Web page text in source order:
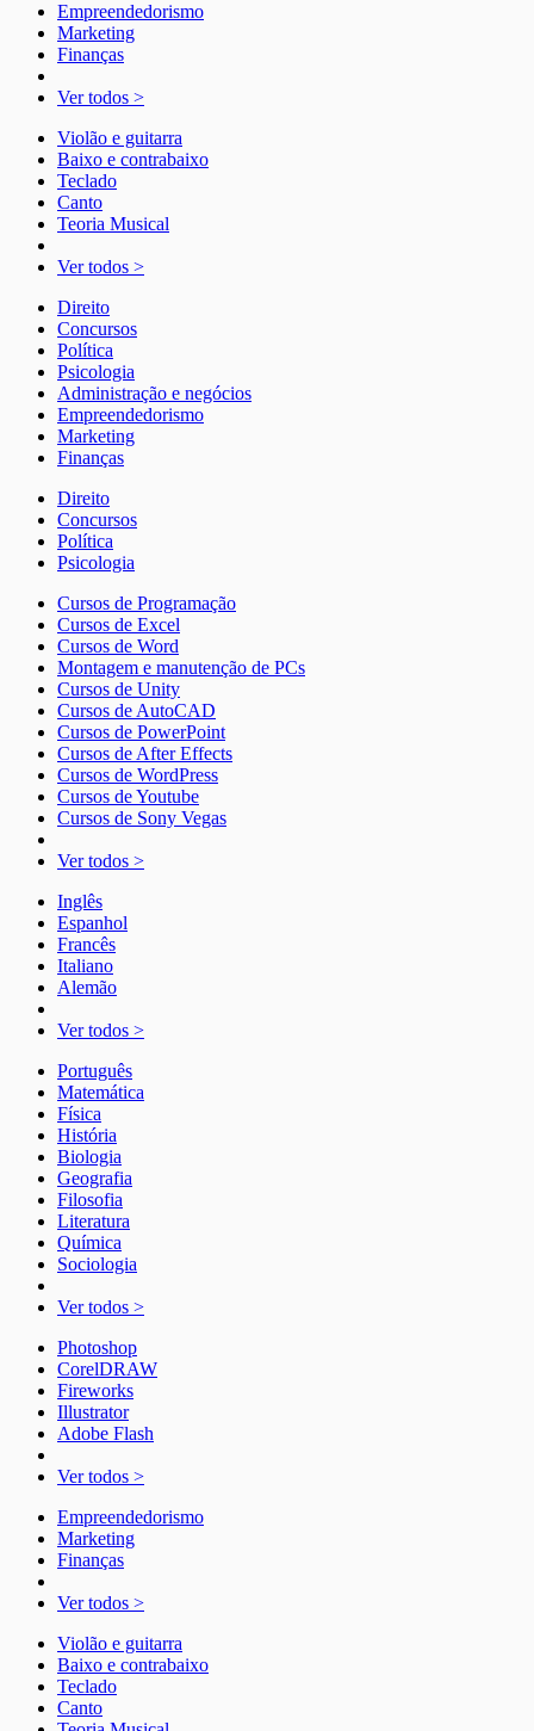
Empreendedorismo
Marketing
Finanças
Ver todos >
Violão e guitarra
Baixo e contrabaixo
Teclado
Canto
Teoria Musical
Ver todos >
Direito
Concursos
Política
Psicologia
Administração e negócios
Empreendedorismo
Marketing
Finanças
Direito
Concursos
Política
Psicologia
Cursos de Programação
Cursos de Excel
Cursos de Word
Montagem e manutenção de PCs
Cursos de Unity
Cursos de AutoCAD
Cursos de PowerPoint
Cursos de After Effects
Cursos de WordPress
Cursos de Youtube
Cursos de Sony Vegas
Ver todos >
Inglês
Espanhol
Francês
Italiano
Alemão
Ver todos >
Português
Matemática
Física
História
Biologia
Geografia
Filosofia
Literatura
Química
Sociologia
Ver todos >
Photoshop
CorelDRAW
Fireworks
Illustrator
Adobe Flash
Ver todos >
Empreendedorismo
Marketing
Finanças
Ver todos >
Violão e guitarra
Baixo e contrabaixo
Teclado
Canto